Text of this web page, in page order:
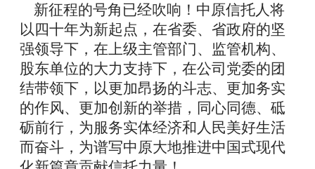
新征程的号角已经吹响！中原信托人将
以四十年为新起点，在省委、省政府的坚
强领导下，在 上级主管部门、监管机构、
股东单位的大力支持下，在公司党委的团
结带领下，以更加昂扬的斗志、更加务实
的作风、更加创新的举措，同心同德、砥
砺前行，为服务实体经济和人民美好生活
而奋斗，为谱写中原大地推进中国式现代